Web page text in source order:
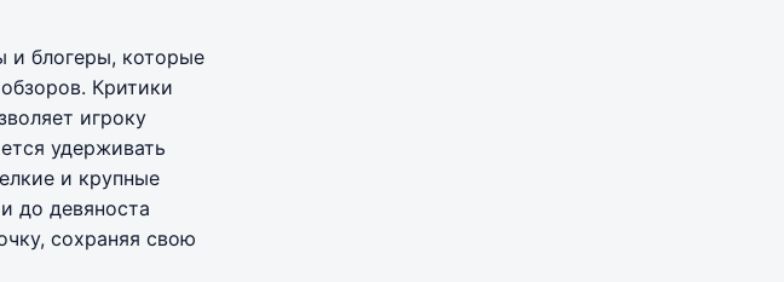
и блогеры, которые
Критики
игроку
удерживать
и крупные
до девяноста
сохраняя свою